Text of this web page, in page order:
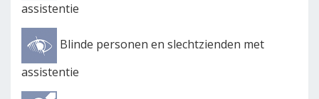
assistentie
Blinde personen en slechtzienden met
assistentie